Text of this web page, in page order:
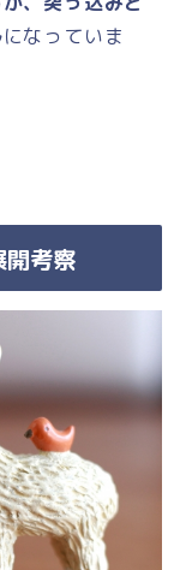
になっていま
考察